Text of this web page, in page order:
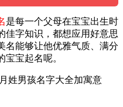
是每一个父母在宝宝出生时
佳字知识，都想应用好意思
名能够让他优雅气质、满分
宝起名呢。